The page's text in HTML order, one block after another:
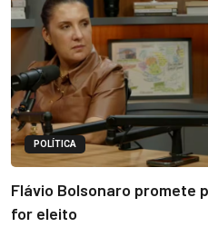
POLÍTICA
Flávio Bolsonaro promete
for eleito